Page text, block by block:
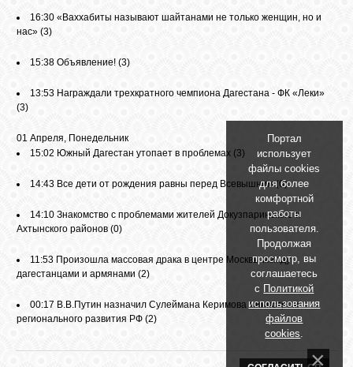
16:30 «Ваххабиты называют шайтанами не только женщин, но и
нас» (3)
15:38 Объявление! (3)
13:53 Награждали трехкратного чемпиона Дагестана - ФК «Леки»
(3)
01 Апреля, Понедельник
15:02 Южный Дагестан утопает в проблемах (3)
14:43 Все дети от рождения равны перед Всевышним (0)
14:10 Знакомство с проблемами жителей Докузпаринского и
Ахтынского районов (0)
11:53 Произошла массовая драка в центре Москвы между
дагестанцами и армянами (2)
00:17 В.В.Путин назначил Сулеймана Керимова министром
регионального развития РФ (2)
Портал
использует
файлы cookies
для более
комфортной
работы
пользователя.
Продолжая
просмотр, вы
соглашаетесь
с Политикой
использования
файлов
cookies